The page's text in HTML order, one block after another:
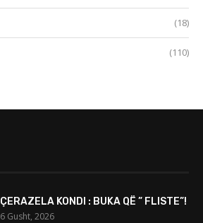
(18)
(110)
ÇERAZELA KONDI : BUKA QË ” FLISTE”!
6 Gusht, 2026